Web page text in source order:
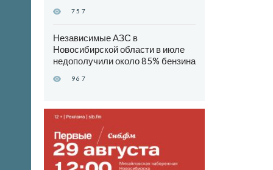
757
Независимые АЗС в
Новосибирской области в июле
недополучили около 85% бензина
967